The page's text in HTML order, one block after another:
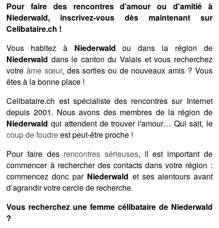
Pour faire des rencontres d'amour ou d'amitié à
Niederwald, inscrivez-vous dès maintenant sur
Celibataire.ch !
Vous habitez à Niederwald ou dans la région de
Niederwald dans le canton du Valais et vous recherchez
votreâme sœur, des sorties ou de nouveaux amis ? Vous
êtes à la bonne place !
Celibataire.ch est spécialiste des rencontres sur Internet
depuis 2001. Nous avons des membres de la région de
Niederwald qui attendent de trouver l'amour… Qui sait, le
coup de foudreest peut-être proche !
Pour faire des rencontres sérieuses, il est important de
commencer à rechercher des contacts dans votre région :
commencez donc par Niederwald et ses alentours avant
d’agrandir votre cercle de recherche.
Vous recherchez une femme célibataire de Niederwald
?